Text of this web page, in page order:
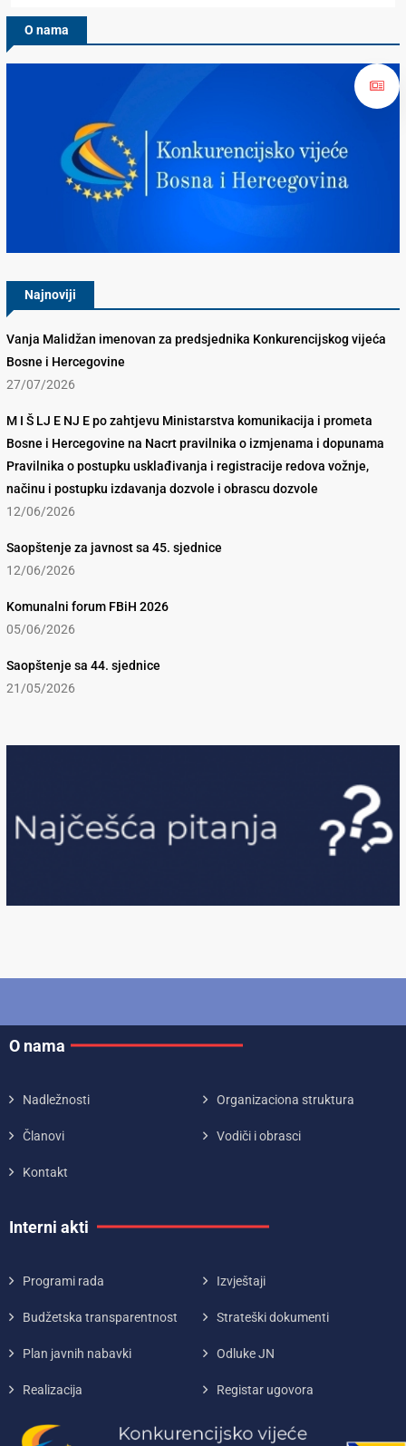
O nama
Najnoviji
Vanja Malidžan imenovan za predsjednika Konkurencijskog vijeća
Bosne i Hercegovine
27/07/2026
M I Š LJ E NJ E po zahtjevu Ministarstva komunikacija i prometa
Bosne i Hercegovine na Nacrt pravilnika o izmjenama i dopunama
Pravilnika o postupku usklađivanja i registracije redova vožnje,
načinu i postupku izdavanja dozvole i obrascu dozvole
12/06/2026
Saopštenje za javnost sa 45. sjednice
12/06/2026
Komunalni forum FBiH 2026
05/06/2026
Saopštenje sa 44. sjednice
21/05/2026
O nama
Nadležnosti Organizaciona struktura
Članovi Vodiči i obrasci
Kontakt
Interni akti
Programi rada Izvještaji
Budžetska transparentnost Strateški dokumenti
Plan javnih nabavki Odluke JN
Realizacija Registar ugovora